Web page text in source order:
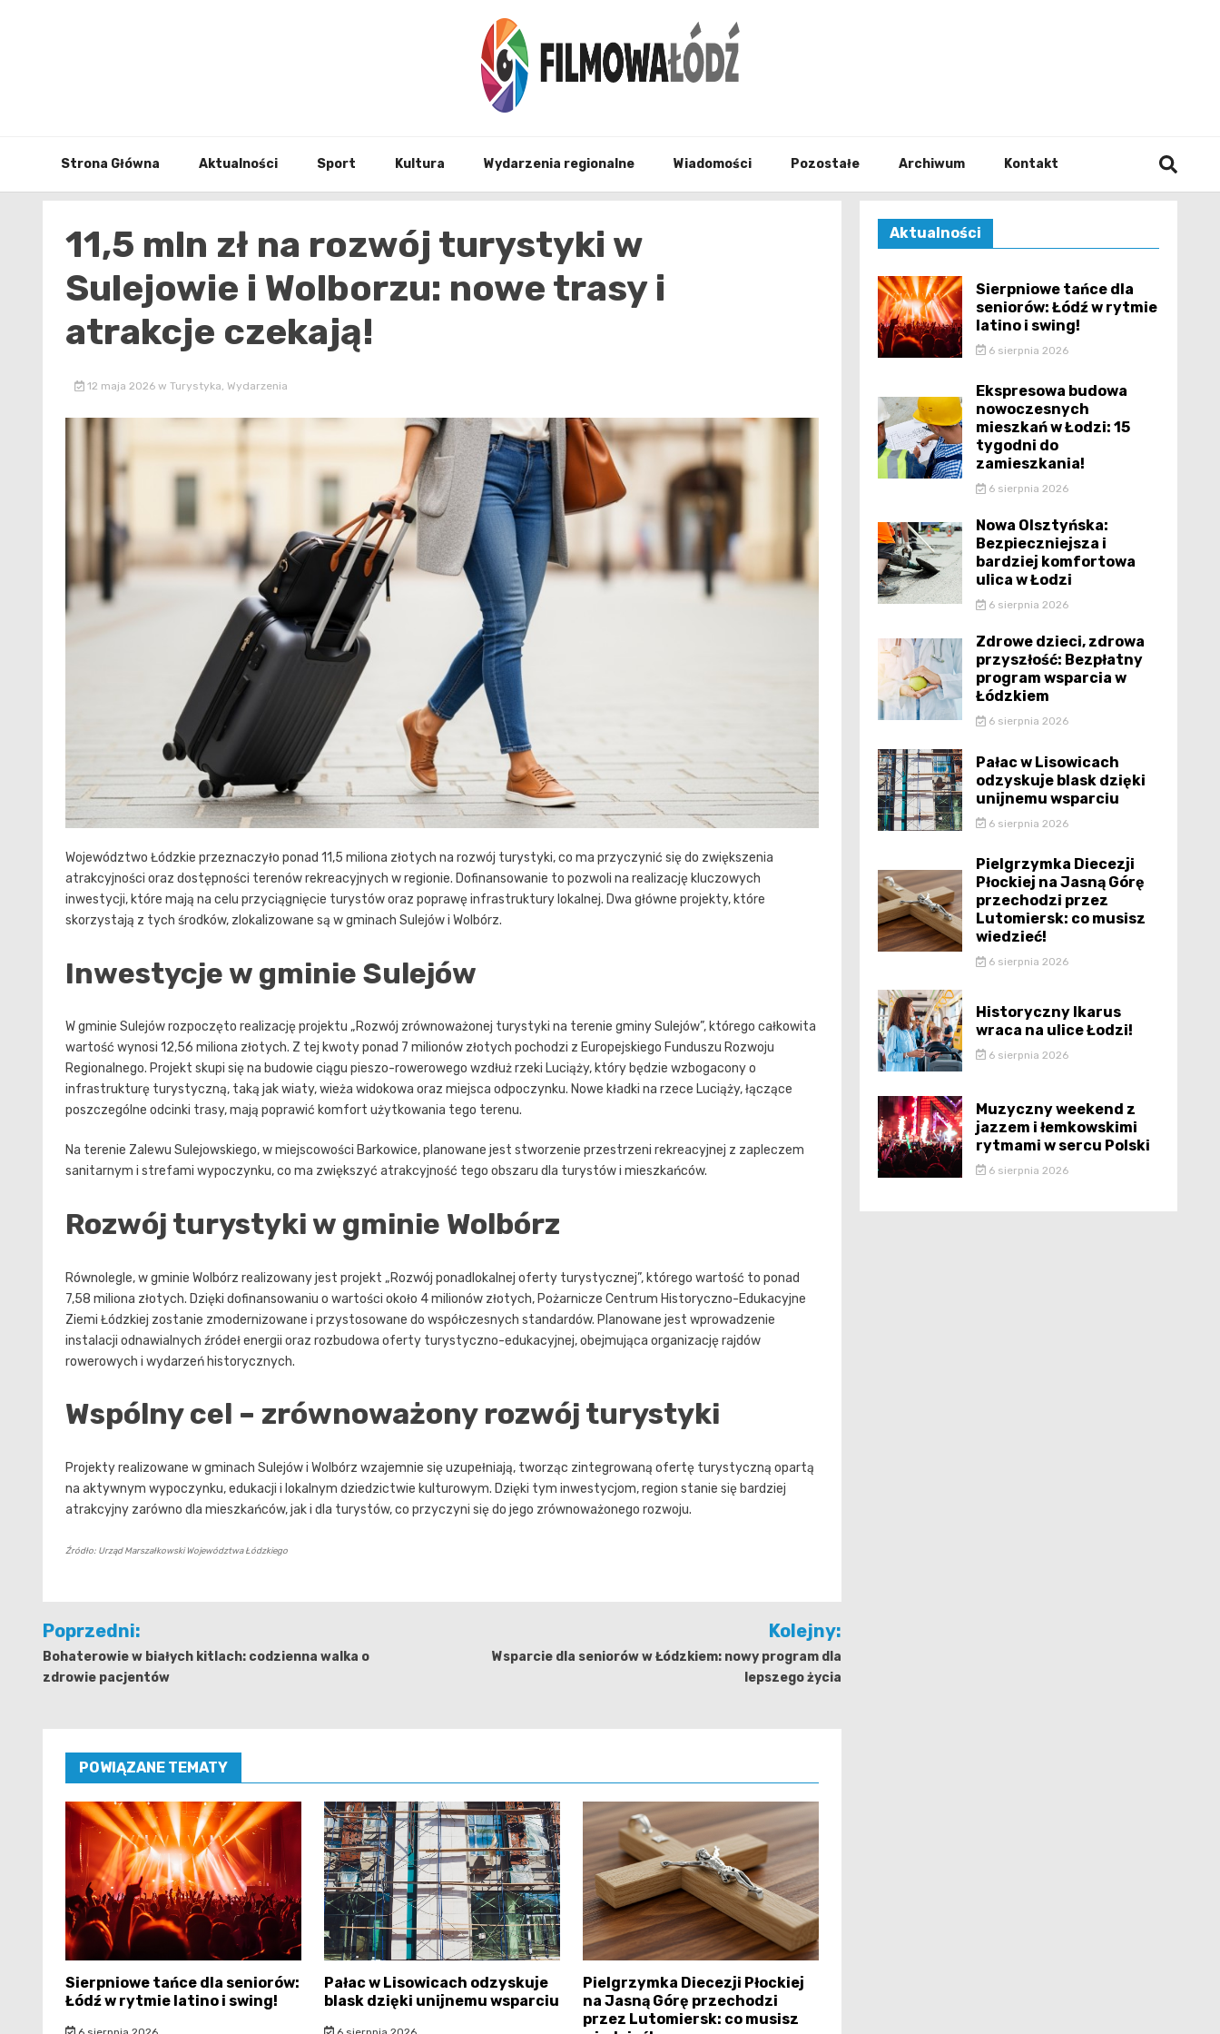
Strona Główna Aktualności Sport Kultura Wydarzenia regionalne Wiadomości Pozostałe Archiwum Kontakt
11,5 mln zł na rozwój turystyki w
Sulejowie i Wolborzu: nowe trasy i
atrakcje czekają!
12 maja 2026 w Turystyka, Wydarzenia
Województwo Łódzkie przeznaczyło ponad 11,5 miliona złotych na rozwój turystyki, co ma przyczynić się do zwiększenia
atrakcyjności oraz dostępności terenów rekreacyjnych w regionie. Dofinansowanie to pozwoli na realizację kluczowych
inwestycji, które mają na celu przyciągnięcie turystów oraz poprawę infrastruktury lokalnej. Dwa główne projekty, które
skorzystają z tych środków, zlokalizowane są w gminach Sulejów i Wolbórz.
Inwestycje w gminie Sulejów
W gminie Sulejów rozpoczęto realizację projektu „Rozwój zrównoważonej turystyki na terenie gminy Sulejów”, którego całkowita
wartość wynosi 12,56 miliona złotych. Z tej kwoty ponad 7 milionów złotych pochodzi z Europejskiego Funduszu Rozwoju
Regionalnego. Projekt skupi się na budowie ciągu pieszo-rowerowego wzdłuż rzeki Luciąży, który będzie wzbogacony o
infrastrukturę turystyczną, taką jak wiaty, wieża widokowa oraz miejsca odpoczynku. Nowe kładki na rzece Luciąży, łączące
poszczególne odcinki trasy, mają poprawić komfort użytkowania tego terenu.
Na terenie Zalewu Sulejowskiego, w miejscowości Barkowice, planowane jest stworzenie przestrzeni rekreacyjnej z zapleczem
sanitarnym i strefami wypoczynku, co ma zwiększyć atrakcyjność tego obszaru dla turystów i mieszkańców.
Rozwój turystyki w gminie Wolbórz
Równolegle, w gminie Wolbórz realizowany jest projekt „Rozwój ponadlokalnej oferty turystycznej”, którego wartość to ponad
7,58 miliona złotych. Dzięki dofinansowaniu o wartości około 4 milionów złotych, Pożarnicze Centrum Historyczno-Edukacyjne
Ziemi Łódzkiej zostanie zmodernizowane i przystosowane do współczesnych standardów. Planowane jest wprowadzenie
instalacji odnawialnych źródeł energii oraz rozbudowa oferty turystyczno-edukacyjnej, obejmująca organizację rajdów
rowerowych i wydarzeń historycznych.
Wspólny cel – zrównoważony rozwój turystyki
Projekty realizowane w gminach Sulejów i Wolbórz wzajemnie się uzupełniają, tworząc zintegrowaną ofertę turystyczną opartą
na aktywnym wypoczynku, edukacji i lokalnym dziedzictwie kulturowym. Dzięki tym inwestycjom, region stanie się bardziej
atrakcyjny zarówno dla mieszkańców, jak i dla turystów, co przyczyni się do jego zrównoważonego rozwoju.
Źródło: Urząd Marszałkowski Województwa Łódzkiego
Nawigacja
wpisu
Poprzedni:
Bohaterowie w białych kitlach: codzienna walka o
zdrowie pacjentów
Kolejny:
Wsparcie dla seniorów w Łódzkiem: nowy program dla
lepszego życia
POWIĄZANE TEMATY
Sierpniowe tańce dla seniorów:
Łódź w rytmie latino i swing!
Pałac w Lisowicach odzyskuje
blask dzięki unijnemu wsparciu
Pielgrzymka Diecezji Płockiej
na Jasną Górę przechodzi
przez Lutomiersk: co musisz
Aktualności
Sierpniowe tańce dla
seniorów: Łódź w rytmie
latino i swing!
6 sierpnia 2026
Ekspresowa budowa
nowoczesnych
mieszkań w Łodzi: 15
tygodni do
zamieszkania!
6 sierpnia 2026
Nowa Olsztyńska:
Bezpieczniejsza i
bardziej komfortowa
ulica w Łodzi
6 sierpnia 2026
Zdrowe dzieci, zdrowa
przyszłość: Bezpłatny
program wsparcia w
Łódzkiem
6 sierpnia 2026
Pałac w Lisowicach
odzyskuje blask dzięki
unijnemu wsparciu
6 sierpnia 2026
Pielgrzymka Diecezji
Płockiej na Jasną Górę
przechodzi przez
Lutomiersk: co musisz
wiedzieć!
6 sierpnia 2026
Historyczny Ikarus
wraca na ulice Łodzi!
6 sierpnia 2026
Muzyczny weekend z
jazzem i łemkowskimi
rytmami w sercu Polski
6 sierpnia 2026